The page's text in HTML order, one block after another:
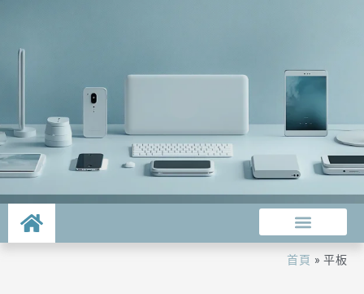
首頁 » 平板